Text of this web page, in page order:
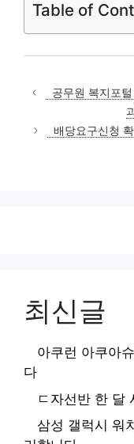
Table of
공무원 복지포
배당요구신청
최신글
아쿠런 아쿠아
다
ㄷ자선반 한 달
삼성 갤럭시 워